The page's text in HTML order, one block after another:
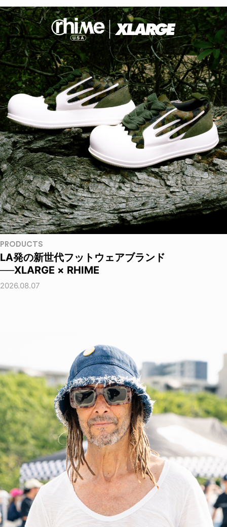
PRODUCTS
LA発の新世代フットウェアブランド
──XLARGE × RHIME
2026.08.07